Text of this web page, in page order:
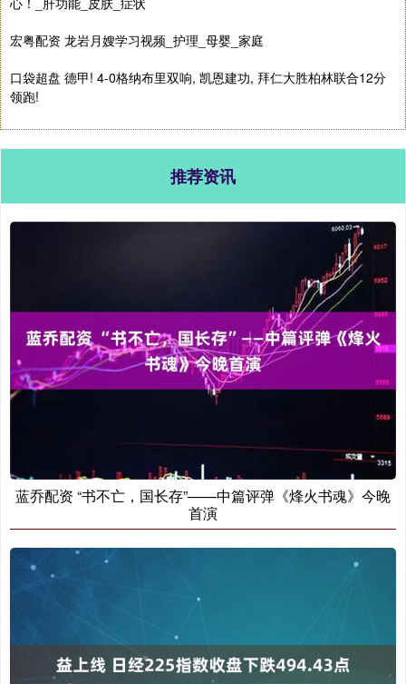
宏粤配资 龙岩月嫂学习视频_护理_母婴_家庭
口袋超盘 德甲! 4-0格纳布里双响, 凯恩建功, 拜仁大胜柏林联合12分
领跑!
推荐资讯
蓝乔配资 “书不亡，国长存”——中篇评弹《烽火书魂》今晚
首演